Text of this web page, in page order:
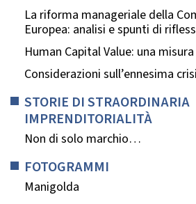
La riforma manageriale della
Europea: analisi e spunti di
Human Capital Value: una
Considerazioni sull’ennesima
STORIE DI STRAORDINARIA
IMPRENDITORIALITÀ
Non di solo marchio…
FOTOGRAMMI
Manigolda